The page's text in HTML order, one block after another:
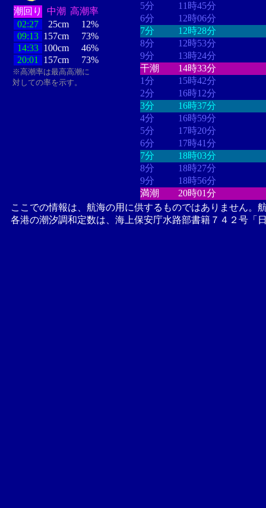
潮回り 中潮 高潮率
02:27
25cm
12%
09:13 157cm
73%
14:33 100cm
46%
20:01
157cm 73%
※高潮率は最高高潮に
対しての率を示す。
5分
11時45分
6分
12時06分
7分
12時28分
8分
12時53分
9分
13時24分
干潮
14時33分
1分
15時42分
2分
16時12分
3分
16時37分
4分
16時59分
5分
17時20分
6分
17時41分
7分
18時03分
8分
18時27分
9分
18時56分
満潮
20時01分
ここでの情報は、航海の用に供するものではありません。
各港の潮汐調和定数は、海上保安庁水路部書籍７４２号「